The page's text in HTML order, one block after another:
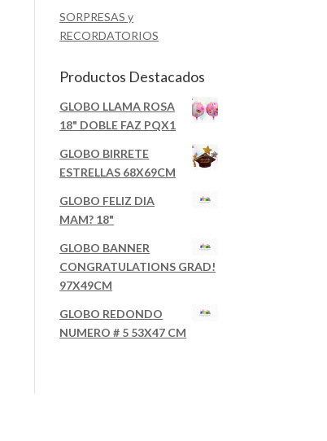
SORPRESAS y
RECORDATORIOS
Productos Destacados
GLOBO LLAMA ROSA
18" DOBLE FAZ PQX1
GLOBO BIRRETE
ESTRELLAS 68X69CM
GLOBO FELIZ DIA
MAM? 18"
GLOBO BANNER
CONGRATULATIONS GRAD!
97X49CM
GLOBO REDONDO
NUMERO # 5 53X47 CM